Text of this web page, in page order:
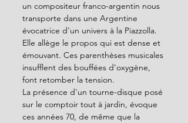
un compositeur franco-argentin nous
transporte dans une Argentine
évocatrice d'un univers à la Piazzolla.
Elle allège le propos qui est dense et
émouvant. Ces parenthèses musicales
insufflent des bouffées d'oxygène,
font retomber la tension.
La présence d'un tourne-disque posé
sur le comptoir tout à jardin, évoque
ces années 70, de même que la